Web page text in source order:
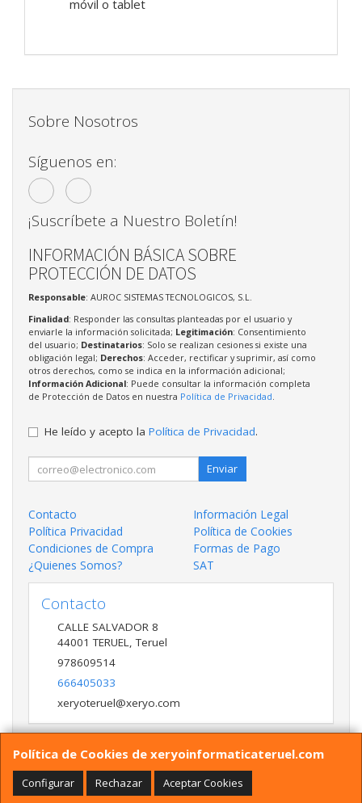
móvil o tablet
Política de Cookies de xeryoinformaticateruel.com
Configurar Rechazar Aceptar Cookies
Sobre Nosotros
Síguenos en:
¡Suscríbete a Nuestro Boletín!
INFORMACIÓN BÁSICA SOBRE
PROTECCIÓN DE DATOS
Responsable: AUROC SISTEMAS TECNOLOGICOS, S.L.
Finalidad: Responder las consultas planteadas por el usuario y
enviarle la información solicitada; Legitimación: Consentimiento
del usuario; Destinatarios: Solo se realizan cesiones si existe una
obligación legal; Derechos: Acceder, rectificar y suprimir, así como
otros derechos, como se indica en la información adicional;
Información Adicional: Puede consultar la información completa
de Protección de Datos en nuestra Política de Privacidad
He leído y acepto la Política de Privacidad.
Enviar
Contacto
Información Legal
Política Privacidad
Política de Cookies
Condiciones de Compra
Formas de Pago
¿Quienes Somos?
SAT
Contacto
CALLE SALVADOR 8
44001 TERUEL,Teruel
978609514
666405033
xeryoteruel@xeryo.com
Horario
LUNES A VIERNES 9:30 A 13:30 17:00 a 20:00 Y
SÁBADO 10:00 A 13:30